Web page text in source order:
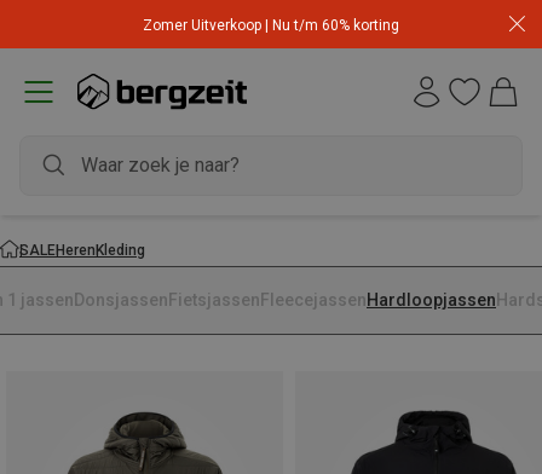
Zomer Uitverkoop | Nu t/m 60% korting
SALEHerenKleding
1 jassen Donsjassen Fietsjassen FleecejassenHardloopjassen